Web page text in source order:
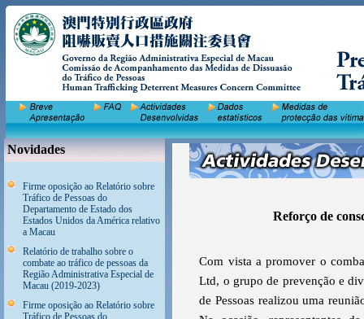
Novidades
Firme oposição ao Relatório sobre
Tráfico de Pessoas do
Departamento de Estado dos
Estados Unidos da América relativo
a Macau
Relatório de trabalho sobre o
combate ao tráfico de pessoas da
Região Administrativa Especial de
Macau (2019-2023)
Firme oposição ao Relatório sobre
Tráfico de Pessoas do
Reforço de
Com vista a promover o
Ltd, o grupo de prevenção e
de Pessoas realizou uma